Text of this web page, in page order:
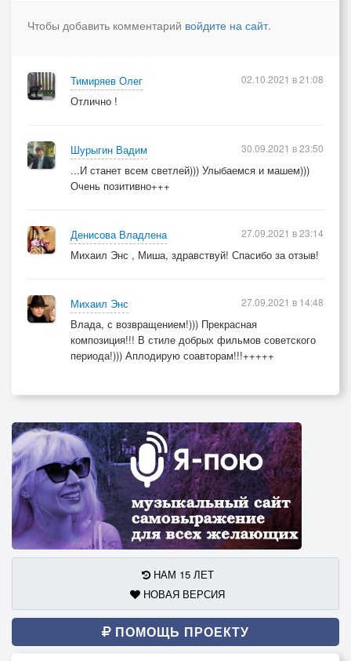
Во всех эсэмэсках,
Чтобы добавить комментарий войдите на сайт.
Тимиряев Олег
Отлично !
02.10.2021 в 21:08
Шурыгин Вадим
...И станет всем светлей))) Улыбаемся и машем)))
Очень позитивно+++
30.09.2021 в 23:50
Денисова Владлена
Михаил Энс , Миша, здравствуй! Спасибо за отзыв!
27.09.2021 в 23:14
Михаил Энс
Влада, с возвращением!))) Прекрасная
композиция!!! В стиле добрых фильмов советского
периода!))) Аплодирую соавторам!!!+++++
27.09.2021 в 14:48
НАМ 15 ЛЕТ
НОВАЯ ВЕРСИЯ
ПОМОЩЬ ПРОЕКТУ